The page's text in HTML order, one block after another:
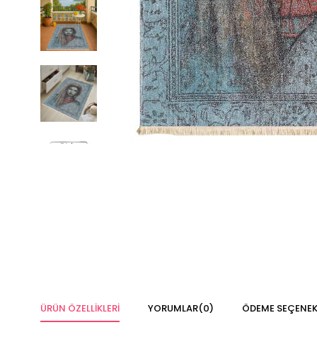
ÜRÜN ÖZELLIKLERI YORUMLAR(0) ÖDEME